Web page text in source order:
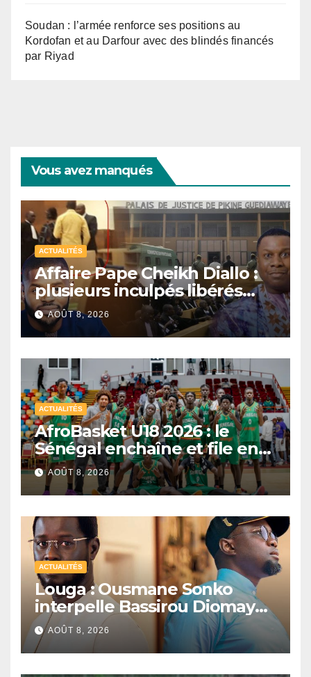
Soudan : l’armée renforce ses positions au
Kordofan et au Darfour avec des blindés financés
par Riyad
Vous avez manqués
ACTUALITÉS
Affaire Pape Cheikh Diallo :
plusieurs inculpés libérés
après un non-lieu partiel
AOÛT 8, 2026
ACTUALITÉS
AfroBasket U18 2026 : le
Sénégal enchaîne et file en
quarts de finale
AOÛT 8, 2026
ACTUALITÉS
Louga : Ousmane Sonko
interpelle Bassirou Diomaye
Faye sur la date des élections
locales
AOÛT 8, 2026